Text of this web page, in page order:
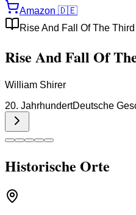
Amazon 🇩🇪
Rise And Fall Of The
Rise And Fall Of
William Shirer
20. JahrhundertDeutsche
Historische Orte